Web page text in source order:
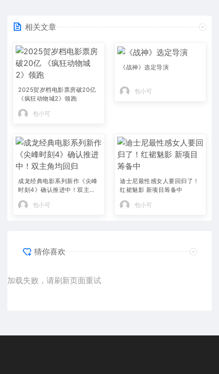
相关文章
2025贺岁档电影票房破20亿
《疯狂动物城2》领跑
包小可
《战神》选定导演
包小可
成龙经典电影系列新作《尖峰
时刻4》确认推进中！双主角
均回归
包小可
迪士尼最性感女人要回归了！
红裙魅影 新项目筹备中
包小可
猜你喜欢
加载失败，请刷新页面重试